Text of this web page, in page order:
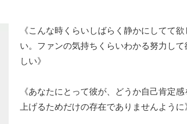
《こんな時くらいしばらく静かにしてて欲
い。ファンの気持ちくらいわかる努力して
しい》
《あなたにとって彼が、どうか自己肯定感
上げるためだけの存在でありませんように